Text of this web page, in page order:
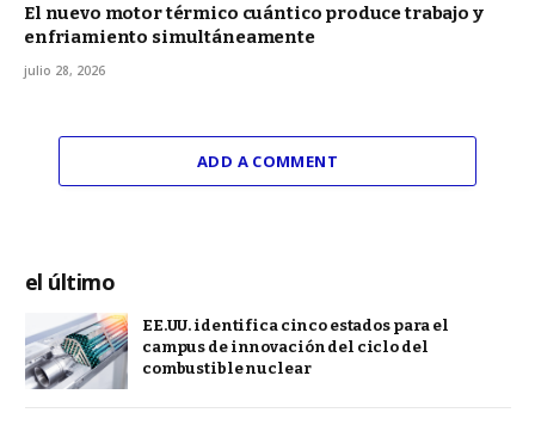
El nuevo motor térmico cuántico produce trabajo y
enfriamiento simultáneamente
julio 28, 2026
ADD A COMMENT
el último
EE.UU. identifica cinco estados para el
campus de innovación del ciclo del
combustible nuclear